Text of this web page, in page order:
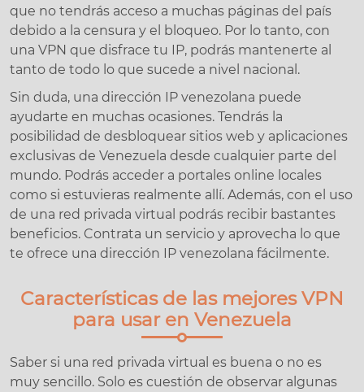
que no tendrás acceso a muchas páginas del país
debido a la censura y el bloqueo. Por lo tanto, con
una VPN que disfrace tu IP, podrás mantenerte al
tanto de todo lo que sucede a nivel nacional.
Sin duda, una dirección IP venezolana puede
ayudarte en muchas ocasiones. Tendrás la
posibilidad de desbloquear sitios web y aplicaciones
exclusivas de Venezuela desde cualquier parte del
mundo. Podrás acceder a portales online locales
como si estuvieras realmente allí. Además, con el uso
de una red privada virtual podrás recibir bastantes
beneficios. Contrata un servicio y aprovecha lo que
te ofrece una dirección IP venezolana fácilmente.
Características de las mejores VPN
para usar en Venezuela
Saber si una red privada virtual es buena o no es
muy sencillo. Solo es cuestión de observar algunas